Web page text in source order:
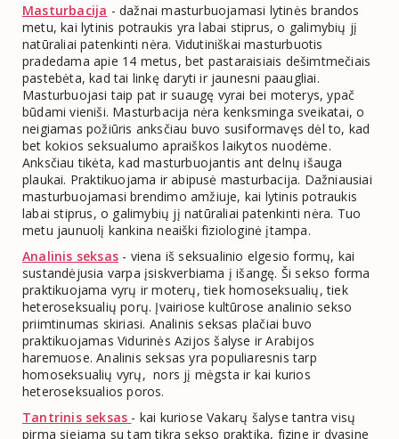
Masturbacija - dažnai masturbuojamasi lytinės brandos
metu, kai lytinis potraukis yra labai stiprus, o galimybių jį
natūraliai patenkinti nėra. Vidutiniškai masturbuotis
pradedama apie 14 metus, bet pastaraisiais dešimtmečiais
pastebėta, kad tai linkę daryti ir jaunesni paaugliai.
Masturbuojasi taip pat ir suaugę vyrai bei moterys, ypač
būdami vieniši. Masturbacija nėra kenksminga sveikatai, o
neigiamas požiūris anksčiau buvo susiformavęs dėl to, kad
bet kokios seksualumo apraiškos laikytos nuodėme.
Anksčiau tikėta, kad masturbuojantis ant delnų išauga
plaukai. Praktikuojama ir abipusė masturbacija. Dažniausiai
masturbuojamasi brendimo amžiuje, kai lytinis potraukis
labai stiprus, o galimybių jį natūraliai patenkinti nėra. Tuo
metu jaunuolį kankina neaiški fiziologinė įtampa.
Analinis seksas - viena iš seksualinio elgesio formų, kai
sustandėjusia varpa įsiskverbiama į išangę. Ši sekso forma
praktikuojama vyrų ir moterų, tiek homoseksualių, tiek
heteroseksualių porų. Įvairiose kultūrose analinio sekso
priimtinumas skiriasi. Analinis seksas plačiai buvo
praktikuojamas Vidurinės Azijos šalyse ir Arabijos
haremuose. Analinis seksas yra populiaresnis tarp
homoseksualių vyrų, nors jį mėgsta ir kai kurios
heteroseksualios poros.
Tantrinis seksas - kai kuriose Vakarų šalyse tantra visų
pirma siejama su tam tikra sekso praktika, fizine ir dvasine